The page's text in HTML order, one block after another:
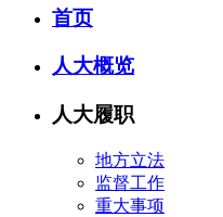
首页
人大概览
人大履职
地方立法
监督工作
重大事项